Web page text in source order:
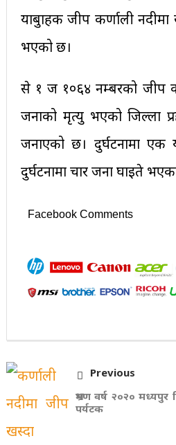
यात्रुबाहक जीप कर्णाली
भएको छ।
से १ ज १०६४ नम्बरको जीप
जनाको मृत्यु भएको जिल्ला
जनाएको छ। दुर्घटनामा एक
दुर्घटनामा चार जना घाइते
Facebook Comments
Previous
भ्रमण वर्ष २०२०
पर्यटक